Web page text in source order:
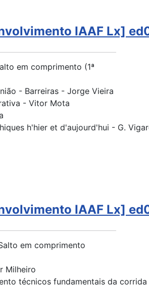
IAAF Lx]
em comprimento (1ª
- Barreiras - Jorge Vieira
- Vitor Mota
h'hier et d'aujourd'hui - G.
IAAF Lx]
em comprimento
Milheiro
técnicos fundamentais da corrida